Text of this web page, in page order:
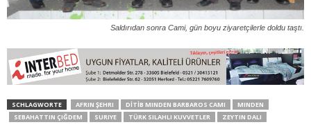
Saldırıdan sonra Cami, gün boyu ziyaretçilerle doldu taştı.
SCHLAGWORTE AFRIN ŞEHRI DİTİB MINDEN BARBAROS CAMI
MINDEN
SEBAHATTIN ÇIĞDEM
SURIYE TÜRK SILAHLI KUVVETLER ZEYTIN DALI